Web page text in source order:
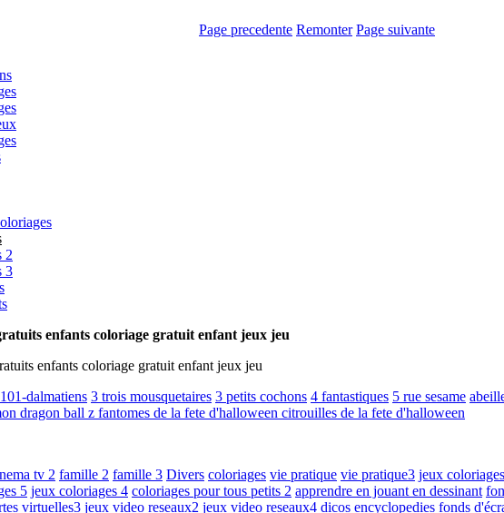
Page precedente Remonter Page suivante
2
3
enfants coloriage gratuit enfant jeux jeu
enfants coloriage gratuit enfant jeux jeu
101-dalmatiens 3 trois mousquetaires 3 petits cochons 4 fantastiques 5 rue sesame
dragon ball z fantomes de la fete d'halloween citrouilles de la fete d'halloween
tv 2 famille 2 famille 3 Divers coloriages vie pratique vie pratique3 jeux coloriages
5 jeux coloriages 4 coloriages pour tous petits 2 apprendre en jouant en dessinant
virtuelles3 jeux video reseaux2 jeux video reseaux4 dicos encyclopedies fonds